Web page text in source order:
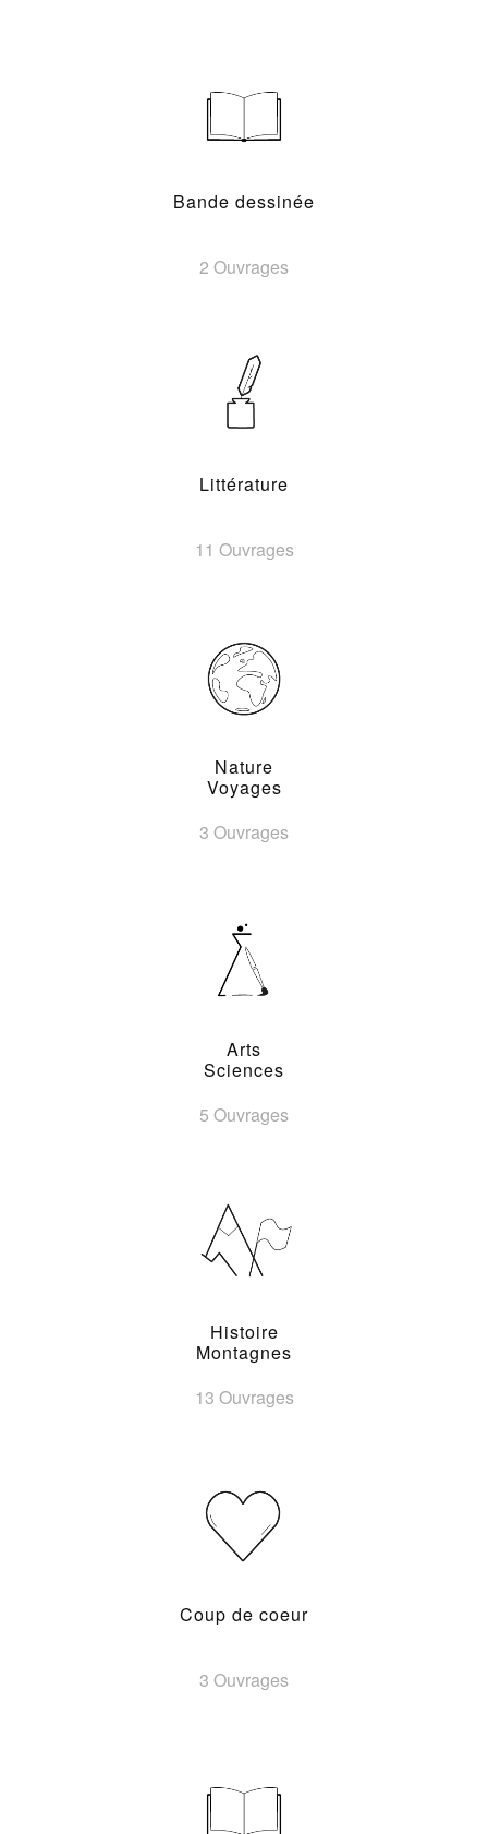
Bande dessinée
2 Ouvrages
Littérature
11 Ouvrages
Nature
Voyages
3 Ouvrages
Arts
Sciences
5 Ouvrages
Histoire
Montagnes
13 Ouvrages
Coup de coeur
3 Ouvrages